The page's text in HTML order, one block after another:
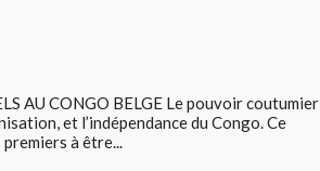
AU CONGO BELGE Le pouvoir coutumier
et l’indépendance du Congo. Ce
à être...